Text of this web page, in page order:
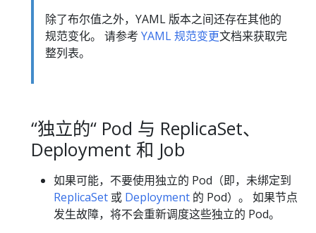
除了布尔值之外，YAML 版本之间还存在其他的
规范变化。 请参考 YAML 规范变更文档来获取完
整列表。
“独立的“ Pod 与 ReplicaSet、
Deployment 和 Job
如果可能，不要使用独立的 Pod（即，未绑定到
ReplicaSet 或 Deployment 的 Pod）。 如果节点
发生故障，将不会重新调度这些独立的 Pod。